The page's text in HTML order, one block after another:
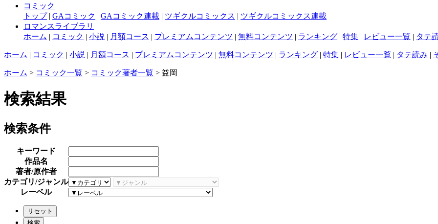
コミック
トップ| GAコミック | GAコミック連載 | ツギクルコミックス | ツギクルコミックス連載
ロマンスライブラリ
ホーム | コミック | 小説 | 月額コース | プレミアムコンテンツ | 無料コンテンツ | ランキング | 特集 | レビュー一覧 | タテ
ホーム | コミック | 小説 | 月額コース | プレミアムコンテンツ | 無料コンテンツ | ランキング | 特集 | レビュー一覧 | タテ読み |
ホーム > コミック一覧 > コミック著者一覧 > 益岡
検索結果
検索条件
キーワード
作品名
著者/原作者
カテゴリ/ジャンル
レーベル